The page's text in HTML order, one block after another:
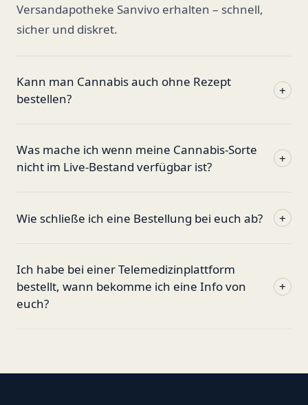
Versandapotheke Sanvivo erhalten – schnell,
sicher und diskret.
Kann man Cannabis auch ohne Rezept
bestellen?
+
Was mache ich wenn meine Cannabis-Sorte
nicht im Live-Bestand verfügbar ist?
+
Wie schließe ich eine Bestellung bei euch ab? +
Ich habe bei einer Telemedizinplattform
bestellt, wann bekomme ich eine Info von
euch?
+